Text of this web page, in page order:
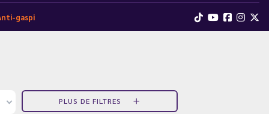
gaspi
PLUS DE FILTRES